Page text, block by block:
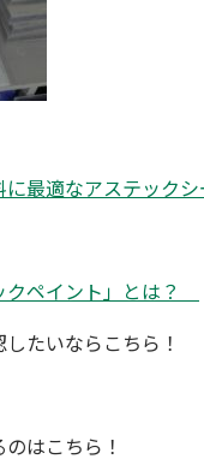
最適なアステック
クペイント」とは？
たいならこちら！
はこちら！